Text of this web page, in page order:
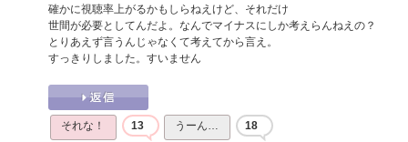
確かに視聴率上がるかもしらねえけど、それだけ
世間が必要としてんだよ。なんでマイナスにしか考えらんねえの？
とりあえず言うんじゃなくて考えてから言え。
すっきりしました。すいません
それな！ 13 うーん… 18